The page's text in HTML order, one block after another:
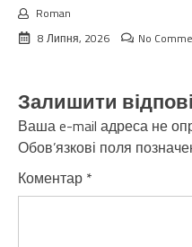
Roman
8 Липня, 2026
No
Залишити
Ваша e-mail адреса не
Обов’язкові поля
Коментар *